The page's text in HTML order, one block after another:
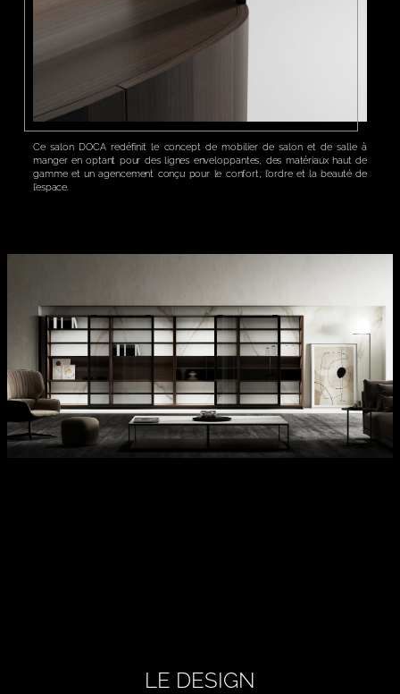
Ce salon DOCA redéfinit le concept de mobilier de salon et de salle à
manger en optant pour des lignes enveloppantes, des matériaux haut de
gamme et un agencement conçu pour le confort, l’ordre et la beauté de
l’espace.
LE DESIGN